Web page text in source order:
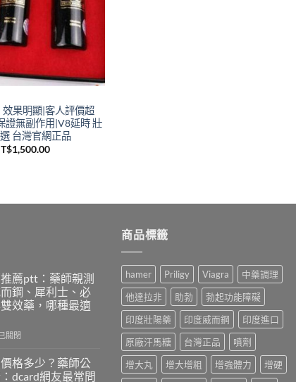
效果明顯|客人評價超
證無副作用|V8延時 壯
台灣官網正品
1,500.00目
薦ptt：藥師親測
鋼、犀利士、必
效藥，哪種最適
關閉
格多少？藥師公
dcard網友最常問
商品標籤
hamer Priligy Viagra
中藥調理
他達拉非
助勃
勃起功能障礙
印度壯陽藥
印度威而鋼
印度進口
原廠汗馬糖
台灣正品
噴劑
增大丸
增大增粗 增強體力
增硬